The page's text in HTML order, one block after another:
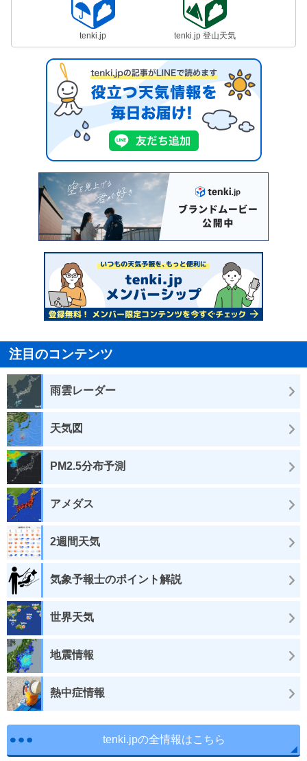
tenki.jp tenki.jp 登山天気
注目のコンテンツ
雨雲レーダー
天気図
PM2.5分布予測
アメダス
2週間天気
気象予報士のポイント解説
世界天気
地震情報
熱中症情報
tenki.jpの全情報はこちら